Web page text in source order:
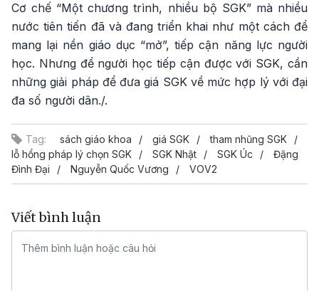
Cơ chế “Một chương trình, nhiều bộ SGK” mà nhiều
nước tiên tiến đã và đang triển khai như một cách để
mang lại nền giáo dục “mở”, tiếp cận năng lực người
học. Nhưng để người học tiếp cận được với SGK, cần
những giải pháp để đưa giá SGK về mức hợp lý với đại
đa số người dân./.
Tag: sách giáo khoa giá SGK
tham nhũng SGK
lỗ hổng pháp lý chọn SGK
SGK Nhật SGK Úc
Đặng
Đình Đại
Nguyễn Quốc Vương VOV2
Viết bình luận